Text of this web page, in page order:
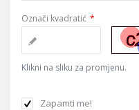
Označi kvadratić *
Klikni na sliku za promjenu.
Zapamti me!